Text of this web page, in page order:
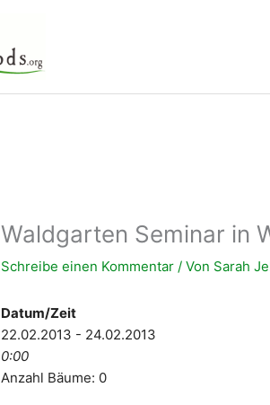
Waldgarten Seminar in
Schreibe einen Kommentar / Von Sarah
Datum/Zeit
22.02.2013 - 24.02.2013
0:00
Anzahl Bäume: 0